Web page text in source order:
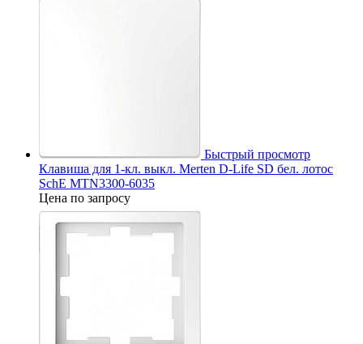
Быстрый просмотр
Клавиша для 1-кл. выкл. Merten D-Life SD бел. лотос
SchE MTN3300-6035
Цена по запросу